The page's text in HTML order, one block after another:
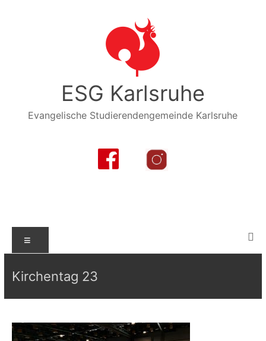
ESG Karlsruhe
Evangelische Studierendengemeinde Karlsruhe
Kirchentag 23